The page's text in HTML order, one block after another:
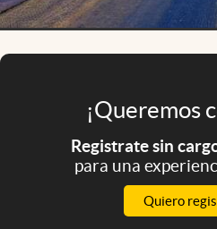
abre en nueva pestaña
¡Queremos
Registrate sin
para una
Quiero